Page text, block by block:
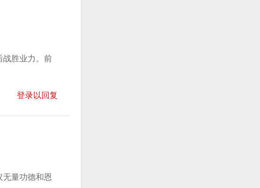
战胜业力。前
登录以回复
量功德和恩